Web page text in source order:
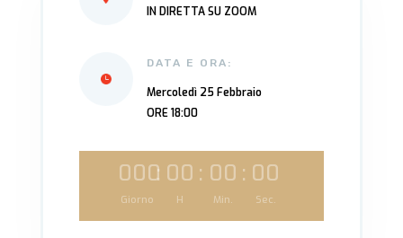
IN DIRETTA SU ZOOM
DATA E ORA:
Mercoledì 25 Febbraio
ORE 18:00
000
Giorno
: 00
H
: 00
Min.
: 00
Sec.